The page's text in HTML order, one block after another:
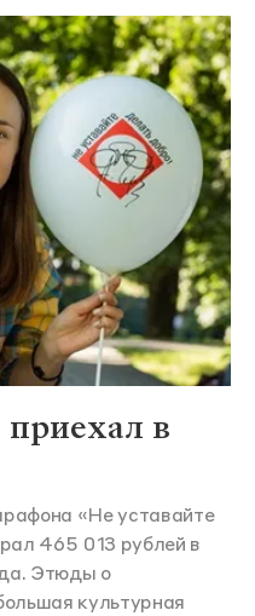
в
«Не уставайте
465 013 рублей в
Этюды о
культурная